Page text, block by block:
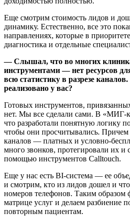
Еще смотрим стоимость лидов и
динамику. Естественно, все это
направлениях, которые в
диагностика и отдельные
— Слышал, что во многих
инструментами — нет ресурсов
всю статистику в разрезе
реализовано у вас?
Готовых инструментов,
нет. Мы все сделали сами. В «МИГ-
что разработали понятную логику
чтобы они просчитывались. Причем
каналов — платных и условно-
много звонков, протегировали их и
помощью инструментов Calltouch.
Еще у нас есть BI-система — ее
и смотрим, кто из лидов дошел и
номеров телефонов. Таким
матрице услуг и делаем разбиение
повторным пациентам.